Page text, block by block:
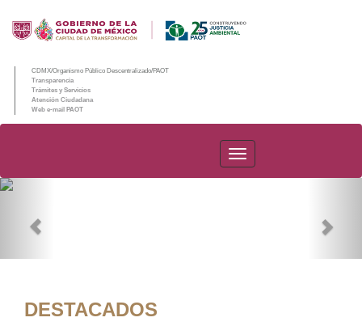
CDMX/Organismo Público Descentralizado/PAOT
Transparencia
Trámites y Servicios
Atención Ciudadana
Web e-mail PAOT
PAOT
DESTACADOS